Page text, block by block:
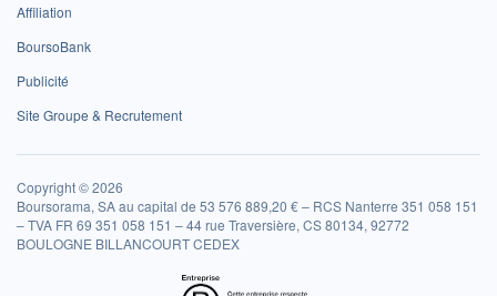
Affiliation
BoursoBank
Publicité
Site Groupe & Recrutement
Copyright © 2026
Boursorama, SA au capital de 53 576 889,20 € – RCS Nanterre 351 058 151
– TVA FR 69 351 058 151 – 44 rue Traversière, CS 80134, 92772
BOULOGNE BILLANCOURT CEDEX